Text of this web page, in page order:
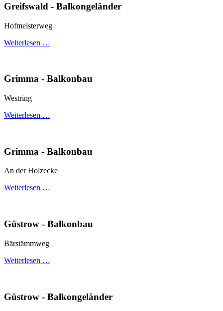
Greifswald - Balkongeländer
Hofmeisterweg
Weiterlesen …
Grimma - Balkonbau
Westring
Weiterlesen …
Grimma - Balkonbau
An der Holzecke
Weiterlesen …
Güstrow - Balkonbau
Bärstämmweg
Weiterlesen …
Güstrow - Balkongeländer